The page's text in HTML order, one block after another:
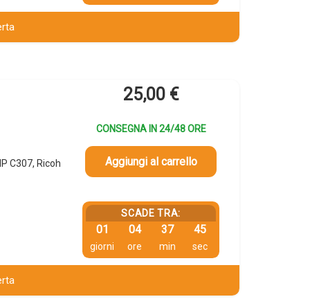
C307, Ricoh
25,00 €
CONSEGNA IN 24/48 ORE
Aggiungi al carrello
SCADE TRA:
01
giorni
04
ore
37
min
45
sec